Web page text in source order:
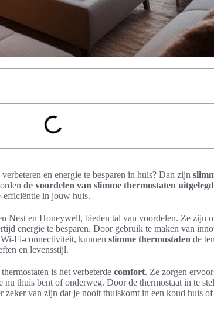
verbeteren en energie te besparen in huis? Dan zijn
de voordelen van slimme thermostaten uitgelegd
efficiëntie in jouw huis.
Nest en Honeywell, bieden tal van voordelen. Ze zijn
energie te besparen. Door gebruik te maken van
Wi-Fi-connectiviteit, kunnen slimme thermostaten de
en levensstijl.
is het verbeterde comfort. Ze zorgen
thuis bent of onderweg. Door de thermostaat in te
zeker van zijn dat je nooit thuiskomt in een koud huis